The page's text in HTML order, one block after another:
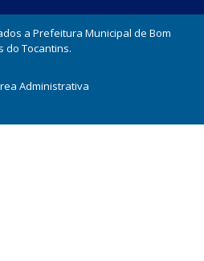
a Prefeitura Municipal de Bom
do Tocantins.
Administrativa